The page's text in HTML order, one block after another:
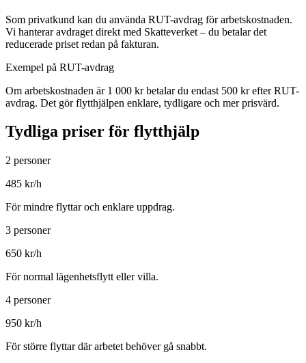
Som privatkund kan du använda RUT-avdrag för arbetskostnaden.
Vi hanterar avdraget direkt med Skatteverket – du betalar det
reducerade priset redan på fakturan.
Exempel på RUT-avdrag
Om arbetskostnaden är 1 000 kr betalar du endast 500 kr efter RUT-
avdrag. Det gör flytthjälpen enklare, tydligare och mer prisvärd.
Tydliga priser för flytthjälp
2 personer
485 kr/h
För mindre flyttar och enklare uppdrag.
3 personer
650 kr/h
För normal lägenhetsflytt eller villa.
4 personer
950 kr/h
För större flyttar där arbetet behöver gå snabbt.